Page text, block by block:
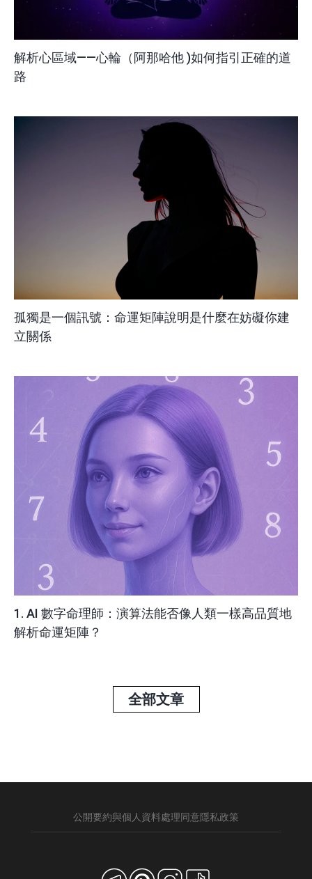
解析心區域——心輪（阿那哈他 )如何指引正確的道
路
孤獨是一個訊號：命運矩陣說明是什麼在妨礙你建
立關係
1. AI 數字命理師：演算法能否像人類一樣高品質地
解析命運矩陣？
全部文章
公開要約與個人資料處理同意隱私政策